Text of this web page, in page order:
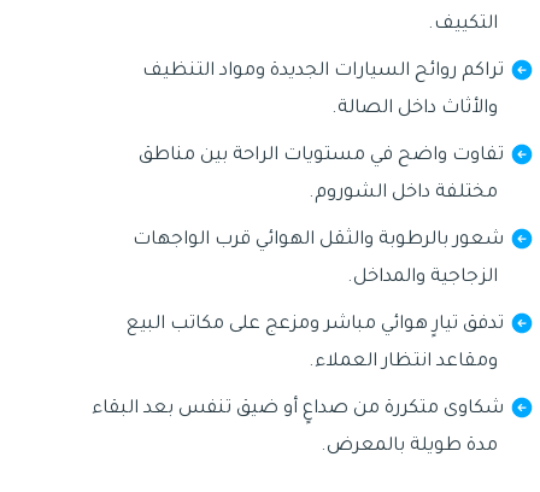
التكييف.
تراكم روائح السيارات الجديدة ومواد التنظيف
والأثاث داخل الصالة.
تفاوت واضح في مستويات الراحة بين مناطق
مختلفة داخل الشوروم.
شعور بالرطوبة والثقل الهوائي قرب الواجهات
الزجاجية والمداخل.
تدفق تيارٍ هوائي مباشر ومزعج على مكاتب البيع
ومقاعد انتظار العملاء.
شكاوى متكررة من صداعٍ أو ضيق تنفس بعد البقاء
مدة طويلة بالمعرض.